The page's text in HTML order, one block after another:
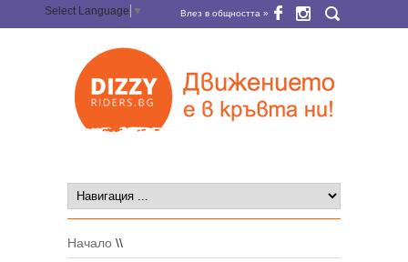
Select Language ▼ Влез в общността »
Начало \\